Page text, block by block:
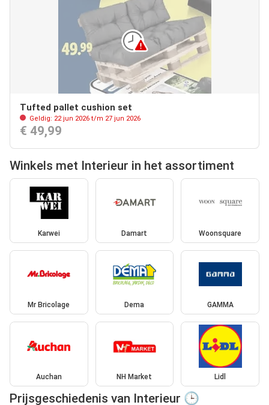
Tufted pallet cushion set
Geldig: 22 jun 2026 t/m 27 jun 2026
€ 49,99
Winkels met Interieur in het assortiment
Karwei Damart Woonsquare
Mr Bricolage Dema GAMMA
Auchan NH Market Lidl
Prijsgeschiedenis van Interieur 🕒